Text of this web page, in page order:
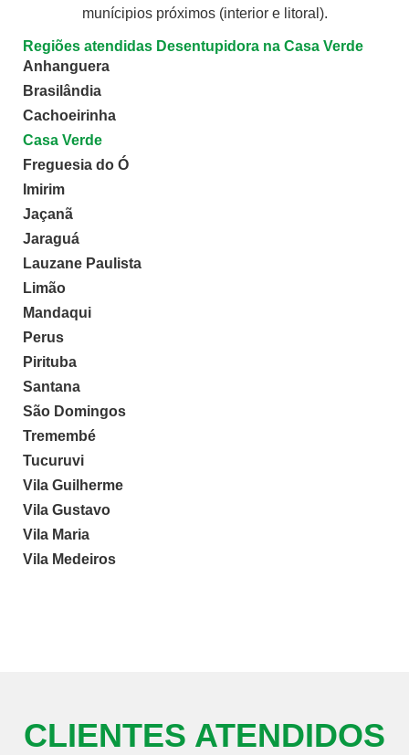
munícipios próximos (interior e litoral).
Regiões atendidas Desentupidora na Casa Verde
Anhanguera
Brasilândia
Cachoeirinha
Casa Verde
Freguesia do Ó
Imirim
Jaçanã
Jaraguá
Lauzane Paulista
Limão
Mandaqui
Perus
Pirituba
Santana
São Domingos
Tremembé
Tucuruvi
Vila Guilherme
Vila Gustavo
Vila Maria
Vila Medeiros
CLIENTES ATENDIDOS